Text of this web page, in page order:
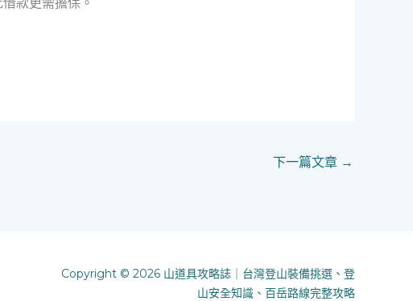
下一篇文章 →
Copyright © 2026 山道具攻略誌｜台灣登山裝備挑選、登
山安全知識、百岳路線完整攻略